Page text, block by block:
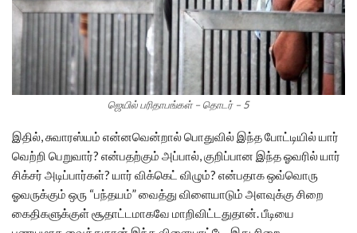
ஜெயில் பரிதாபங்கள் – தொடர் – 5
இதில், சுவாரஸ்யம் என்னவென்றால் பொதுவில் இந்த போட்டியில் யார்
வெற்றி பெறுவார்? என்பதற்கும் அப்பால், குறிப்பான இந்த ஓவரில் யார்
சிக்சர் அடிப்பார்கள்? யார் விக்கெட் விழும்? என்பதாக ஒவ்வொரு
ஓவருக்கும் ஒரு “பந்தயம்” வைத்து விளையாடும் அளவுக்கு சிறை
கைதிகளுக்குள் சூதாட்டமாகவே மாறிவிட்டதுதான். பீடியை